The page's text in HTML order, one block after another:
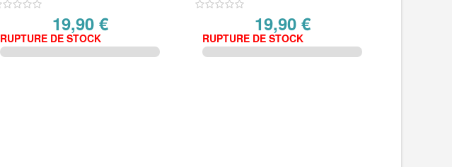
19,90 €
RUPTURE DE STOCK
19,90 €
RUPTURE DE STOCK